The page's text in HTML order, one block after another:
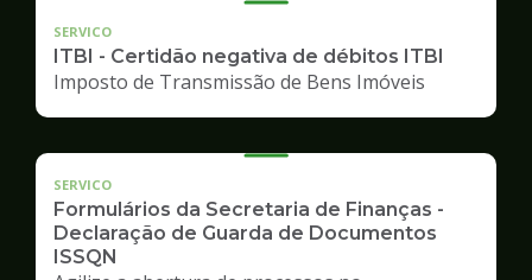
SERVICO
ITBI - Certidão negativa de débitos ITBI
Imposto de Transmissão de Bens Imóveis
SERVICO
Formulários da Secretaria de Finanças -
Declaração de Guarda de Documentos
ISSQN